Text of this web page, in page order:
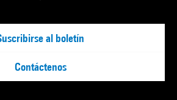
al boletín
Contáctenos